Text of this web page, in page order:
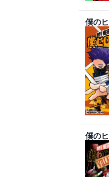
僕の
僕の